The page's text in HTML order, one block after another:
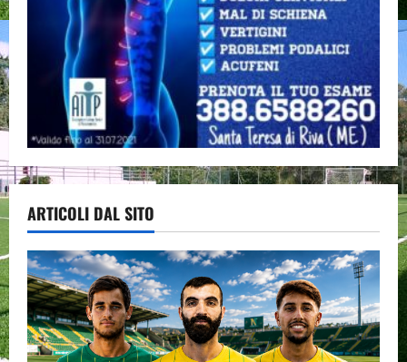
ARTICOLI DAL SITO